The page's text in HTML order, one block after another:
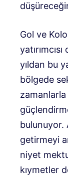
Gol ve
yıldan bu
bölgede
zamanlarla
bulunuyor.
getirmeyi
niyet
kıymetler